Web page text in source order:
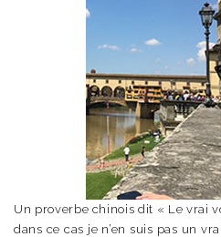
Un proverbe chinois dit « Le vrai
dans ce cas je n’en suis pas un